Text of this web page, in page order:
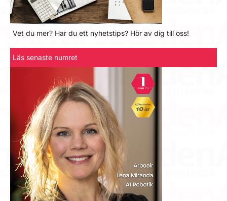
Vet du mer? Har du ett nyhetstips? Hör av dig till oss!
Läs senaste numret